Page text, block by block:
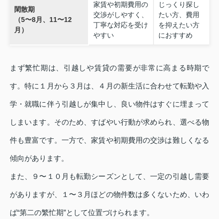
閑散期
（5〜8月、11〜12
月）
家賃や初期費用の
交渉がしやすく、
丁寧な対応を受け
やすい
じっくり探し
たい方、費用
を抑えたい方
におすすめ
まず繁忙期は、引越しや賃貸の需要が非常に高まる時期で
す。特に１月から３月は、４月の新生活に合わせて転勤や入
学・就職に伴う引越しが集中し、良い物件はすぐに埋まって
しまいます。そのため、すばやい行動が求められ、選べる物
件も豊富です。一方で、家賃や初期費用の交渉は難しくなる
傾向があります。
また、９〜１０月も転勤シーズンとして、一定の引越し需要
がありますが、１〜３月ほどの物件数は多くないため、いわ
ば“第二の繁忙期”として位置づけられます。